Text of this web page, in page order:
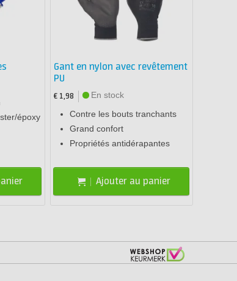
époxy
Gant en nylon avec revêtement
PU
€ 1,98
En stock
Contre les bouts tranchants
Grand confort
Propriétés antidérapantes
Ajouter au panier